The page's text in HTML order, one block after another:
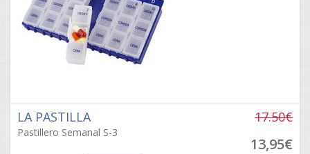
LA PASTILLA
Pastillero Semanal S-3
17.50€
13,95€